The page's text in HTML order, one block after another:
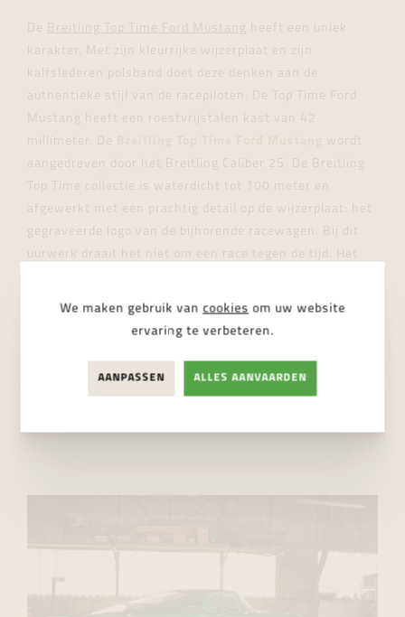
De Breitling Top Time Ford Mustang heeft een uniek
karakter. Met zijn kleurrijke wijzerplaat en zijn
kalfslederen polsband doet deze denken aan de
authentieke stijl van de racepiloten. De Top Time Ford
Mustang heeft een roestvrijstalen kast van 42
millimeter. De
wordt
aangedreven door het Breitling Caliber 25. De Breitling
Top Time collectie is waterdicht tot 100 meter en
afgewerkt met een prachtig detail op de wijzerplaat: het
gegraveerde logo van de bijhorende racewagen. Bij dit
uurwerk draait het niet om een race tegen de tijd. Het
waardoor je de tijd ongetwijfeld uit het oog verliest.
We maken gebruik van cookies om uw website
ervaring te verbeteren.
AANPASSEN ALLES AANVAARDEN